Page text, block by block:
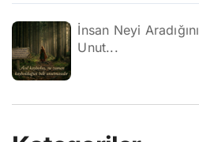
İnsan Neyi Aradığını
Unut...